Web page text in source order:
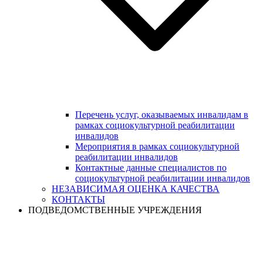
Перечень услуг, оказываемых инвалидам в
рамках социокультурной реабилитации
инвалидов
Мероприятия в рамках социокультурной
реабилитации инвалидов
Контактные данные специалистов по
социокультурной реабилитации инвалидов
НЕЗАВИСИМАЯ ОЦЕНКА КАЧЕСТВА
КОНТАКТЫ
ПОДВЕДОМСТВЕННЫЕ УЧРЕЖДЕНИЯ